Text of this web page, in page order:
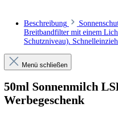
Beschreibung
Breitbandfilter mit einem
Schutzniveau).
Menü schließen
50ml Sonnenmilch
Werbegeschenk